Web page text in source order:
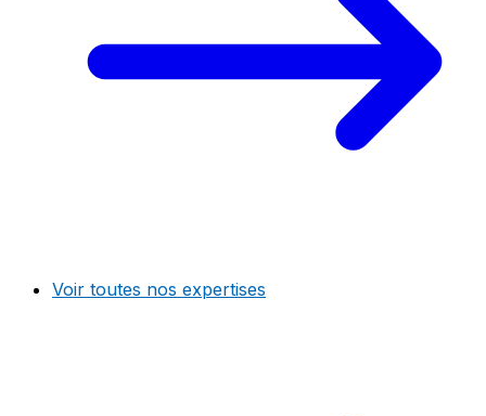
Voir toutes nos expertises